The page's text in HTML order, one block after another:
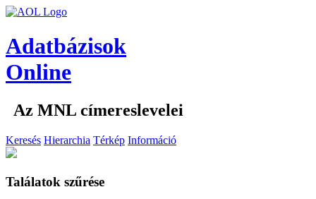
Adatbázisok
Online
Az MNL címereslevelei
Keresés Hierarchia Térkép Információ
Találatok szűrése